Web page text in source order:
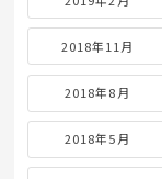
2018年11月
2018年8月
2018年5月